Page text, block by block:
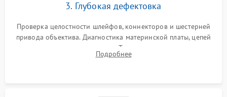
3. Глубокая дефектовка
Проверка целостности шлейфов, коннекторов и шестерней
привода объектива. Диагностика материнской платы, цепей
питания и картоприемника. Тестирование механизма
затвора и блока внутрикамерной стабилизации.
Подробнее